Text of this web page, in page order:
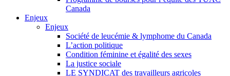
Canada
Enjeux
Enjeux
Société de leucémie & lymphome du Canada
L’action politique
Condition féminine et égalité des sexes
La justice sociale
LE SYNDICAT des travailleurs agricoles